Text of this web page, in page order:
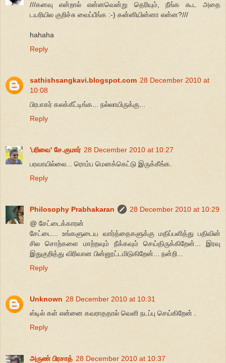
///கனவு என்றால் என்னவென்று தெரியும், நீங்க கூட அதை
டயரியில குறிச்சு வைப்பீங்க :-) கன்னியின்னா என்ன?///
hahaha
Reply
sathishsangkavi.blogspot.com 28 December 2010 at
10:08
பிரபாகர் கலக்கீட்டிங்க... நல்லாயிருக்கு...
Reply
'பரிவை' சே.குமார் 28 December 2010 at 10:27
பரவாயில்லை... ரொம்ப மெனக்கெட்டு இருக்கீங்க.
Reply
Philosophy Prabhakaran
28 December 2010 at 10:29
@ சேட்டைக்காரன்
சேட்டை... உங்களுடைய வார்த்தைகளுக்கு மதிப்பளித்து பதிவின்
சில சொற்களை மாற்றவும் நீக்கவும் செய்திருக்கிறேன்... இரவு
இதுகுறித்து விரிவான பின்னூட்டமிடுகிறேன்... நன்றி...
Reply
Unknown 28 December 2010 at 10:31
ஸ்டில் கள் என்னை கவராததால் வெளி நடப்பு செய்கிறேன் .
Reply
அருண் பிரசாத் 28 December 2010 at 10:37